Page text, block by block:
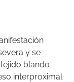
y se
blando
interproximal